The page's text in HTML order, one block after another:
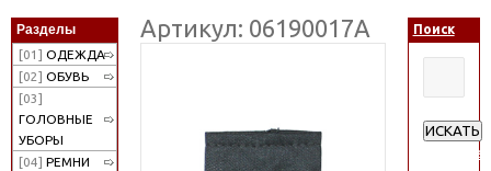
Разделы
[01] ОДЕЖДА
[02] ОБУВЬ
[03]
ГОЛОВНЫЕ
УБОРЫ
[04] РЕМНИ
Артикул: 06190017А Поиск
ИСКАТЬ